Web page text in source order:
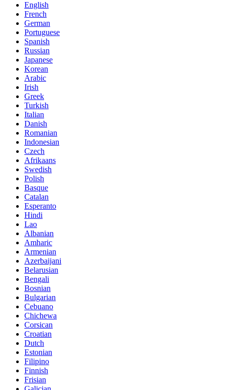
English
French
German
Portuguese
Spanish
Russian
Japanese
Korean
Arabic
Irish
Greek
Turkish
Italian
Danish
Romanian
Indonesian
Czech
Afrikaans
Swedish
Polish
Basque
Catalan
Esperanto
Hindi
Lao
Albanian
Amharic
Armenian
Azerbaijani
Belarusian
Bengali
Bosnian
Bulgarian
Cebuano
Chichewa
Corsican
Croatian
Dutch
Estonian
Filipino
Finnish
Frisian